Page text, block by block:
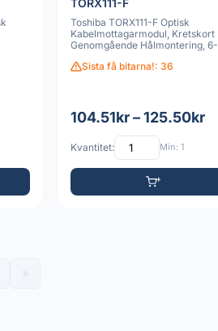
Toshiba TORX111-F Optisk
Kabelmottagarmodul, Kretskort
Genomgående Hålmontering, 6-
Sista få bitarna!: 36
104.51kr – 125.50kr
Kvantitet: Min: 1